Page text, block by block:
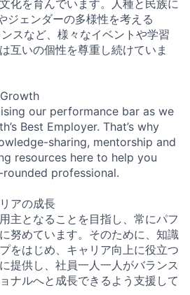
化を育んでいます。人種と民族に
ジェンダーの多様性を考える
スなど、様々なイベントや学習
互いの個性を尊重し続けていま
our performance bar as we
Best Employer. That’s why
sharing, mentorship and
resources here to help you
professional.
アの成長
主となることを目指し、常にパフ
努めています。そのために、知識
をはじめ、キャリア向上に役立つ
提供し、社員一人一人がバランス
ナルへと成長できるよう支援して